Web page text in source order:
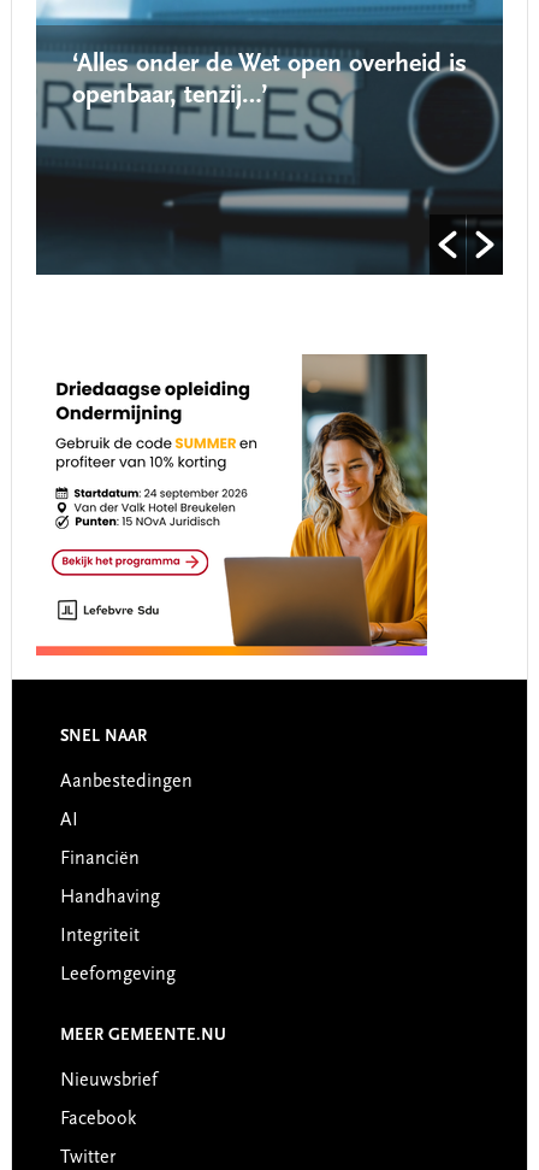
‘Alles onder de Wet open overheid is
openbaar, tenzij…’
Footer
SNEL NAAR
Aanbestedingen
AI
Financiën
Handhaving
Integriteit
Leefomgeving
MEER GEMEENTE.NU
Nieuwsbrief
Facebook
Twitter